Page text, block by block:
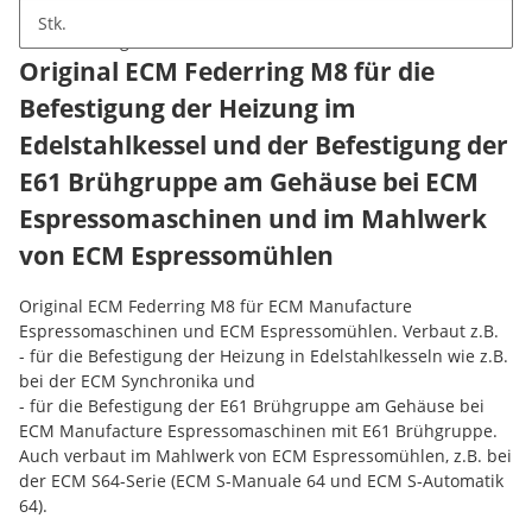
Stk.
Beschreibung
Original ECM Federring M8 für die
Befestigung der Heizung im
Edelstahlkessel und der Befestigung der
E61 Brühgruppe am Gehäuse bei ECM
Espressomaschinen und im Mahlwerk
von ECM Espressomühlen
Original ECM Federring M8 für ECM Manufacture
Espressomaschinen und ECM Espressomühlen. Verbaut z.B.
- für die Befestigung der Heizung in Edelstahlkesseln wie z.B.
bei der ECM Synchronika und
- für die Befestigung der E61 Brühgruppe am Gehäuse bei
ECM Manufacture Espressomaschinen mit E61 Brühgruppe.
Auch verbaut im Mahlwerk von ECM Espressomühlen, z.B. bei
der ECM S64-Serie (ECM S-Manuale 64 und ECM S-Automatik
64).